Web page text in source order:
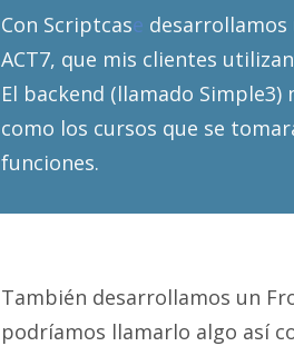
Con Scriptcase
ACT7, que mis clientes
El backend (llamado
como los cursos que se
funciones.
También desarrollamos un
podríamos llamarlo algo así